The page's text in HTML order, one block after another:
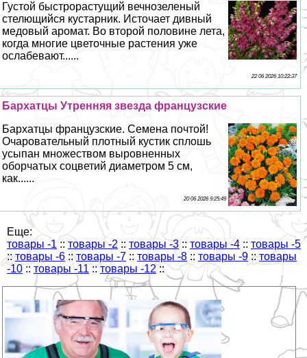
Густой быстрорастущий вечнозеленый
стелющийся кустарник. Источает дивный
медовый аромат. Во второй половине лета,
когда многие цветочные растения уже
ослабевают......
22 06 2026 10:22:37
Бархатцы Утренняя звезда французские
Бархатцы французские. Семена почтой!
Очаровательный плотный кустик сплошь
усыпан множеством выровненных
оборчатых соцветий диаметром 5 см,
как......
20 06 2026 9:25:49
Еще:
товары -1 :: товары -2 :: товары -3 ::товары -4 :: товары -5
:: товары -6 :: товары -7 :: товары -8 :: товары -9:: товары
-10 :: товары -11 ::товары -12 ::